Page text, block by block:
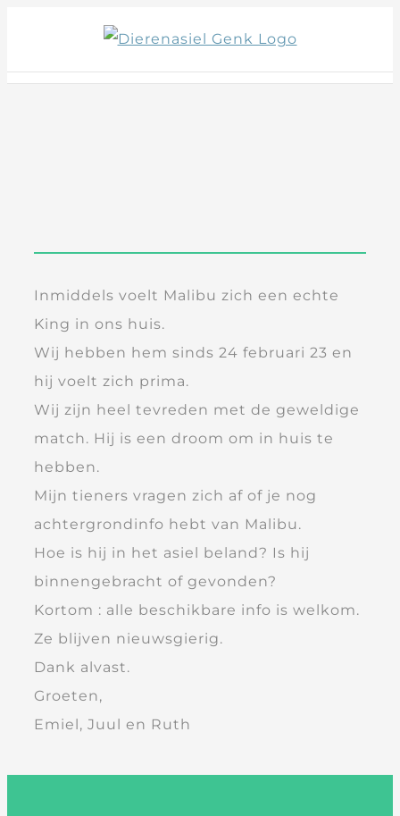
content
Inmiddels voelt Malibu zich een echte
King in ons huis.
Wij hebben hem sinds 24 februari 23 en
hij voelt zich prima.
Wij zijn heel tevreden met de geweldige
match. Hij is een droom om in huis te
hebben.
Mijn tieners vragen zich af of je nog
achtergrondinfo hebt van Malibu.
Hoe is hij in het asiel beland? Is hij
binnengebracht of gevonden?
Kortom : alle beschikbare info is welkom.
Ze blijven nieuwsgierig.
Dank alvast.
Groeten,
Emiel, Juul en Ruth